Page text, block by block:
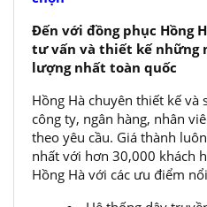
Đến với đồng phục Hồng
tư vấn và thiết kế những
lượng nhất toàn quốc
Hồng Hà chuyên thiết kế và
công ty, ngân hàng, nhân
theo yêu cầu. Giá thành
nhất với hơn 30,000 khách
Hồng Hà với các ưu điểm